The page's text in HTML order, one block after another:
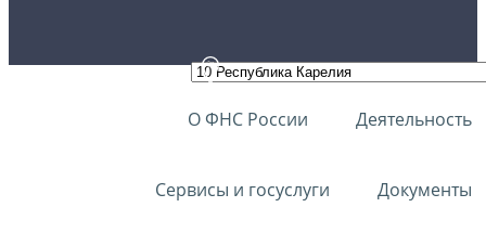
О ФНС России Деятельность
Сервисы и госуслуги Документы